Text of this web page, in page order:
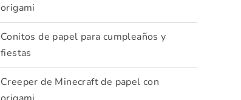
origami
Conitos de papel para cumpleaños y
fiestas
Creeper de Minecraft de papel con